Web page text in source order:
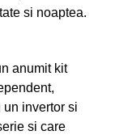
si noaptea.
anumit kit
invertor si
si care